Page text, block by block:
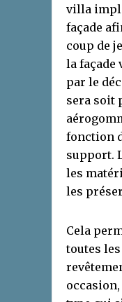
villa
façade
coup de
la façade
par le
sera soit
fonction
support.
les
les
Cela
toutes